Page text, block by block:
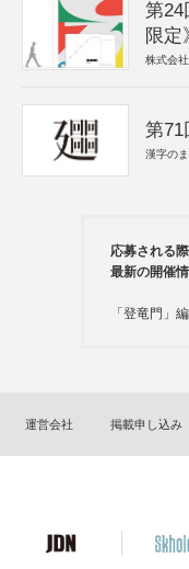
第24
限定
株式会
第71
漢字の
応募される
最新の開催
「登竜門」
運営会社 掲載申し込み